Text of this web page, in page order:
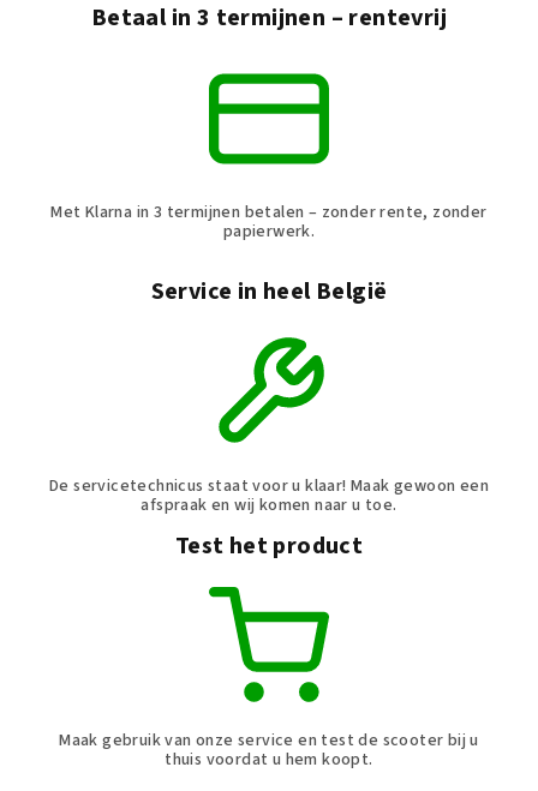
Betaal in 3 termijnen – rentevrij
Met Klarna in 3 termijnen betalen – zonder rente, zonder
papierwerk.
Service in heel België
De servicetechnicus staat voor u klaar! Maak gewoon een
afspraak en wij komen naar u toe.
Test het product
Maak gebruik van onze service en test de scooter bij u
thuis voordat u hem koopt.